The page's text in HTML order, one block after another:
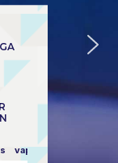
vapor